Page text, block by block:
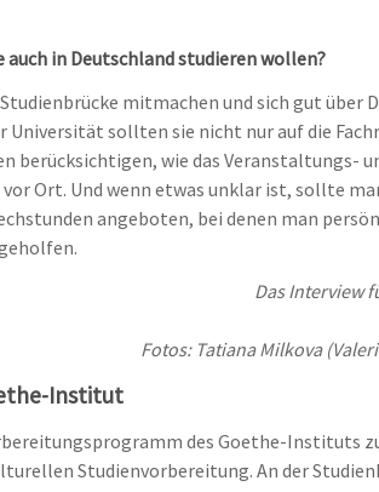
auch in Deutschland studieren wollen?
mitmachen und sich gut über
Universität sollten sie nicht nur auf die
berücksichtigen, wie das Veranstaltungs-
Ort. Und wenn etwas unklar ist, sollte
angeboten, bei denen man
Das Interview
Fotos: Tatiana Milkova
Institut
des Goethe-Instituts
Studienvorbereitung. An der